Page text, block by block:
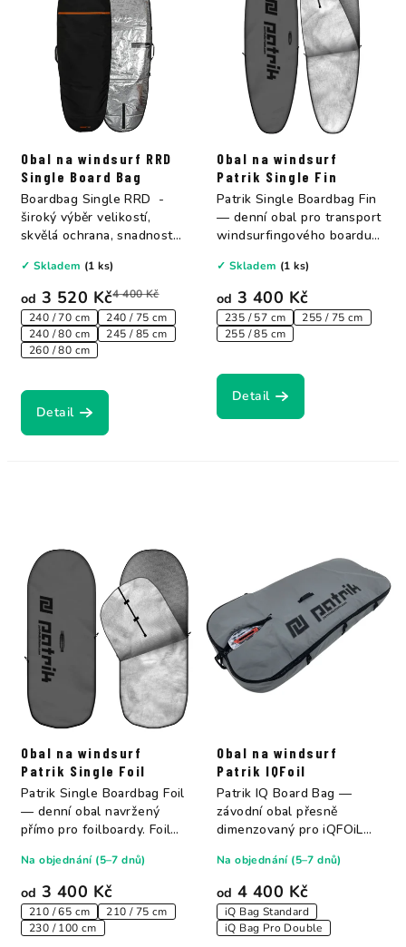
Obal na windsurf RRD
Single Board Bag
od 3 520 Kč4 400 Kč
240 / 70 cm
240 / 75 cm
240 / 80 cm
245 / 85 cm
260 / 80 cm
✓ Skladem (1 ks)
Detail
Boardbag Single RRD -
široký výběr velikostí,
skvělá ochrana, snadnost
Obal na windsurf
Patrik Single Fin
od 3 400 Kč
235 / 57 cm
255 / 75 cm
255 / 85 cm
✓ Skladem (1 ks)
Detail
Patrik Single Boardbag Fin
— denní obal pro transport
windsurfingového boardu
Obal na windsurf
Patrik Single Foil
od 3 400 Kč
210 / 65 cm
210 / 75 cm
230 / 100 cm
Na objednání (5–7 dnů)
Patrik Single Boardbag Foil
— denní obal navržený
přímo pro foilboardy. Foil
Obal na windsurf
Patrik IQFoil
od 4 400 Kč
iQ Bag Standard
iQ Bag Pro Double
Na objednání (5–7 dnů)
Patrik IQ Board Bag —
závodní obal přesně
dimenzovaný pro iQFOiL